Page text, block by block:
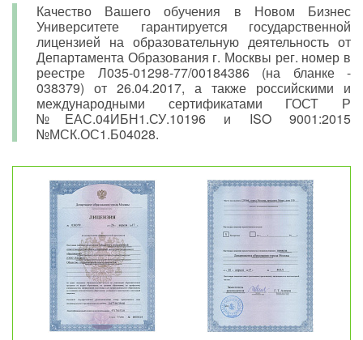
Качество Вашего обучения в Новом Бизнес
Университете гарантируется государственной
лицензией на образовательную деятельность от
Департамента Образования г. Москвы рег. номер в
реестре Л035-01298-77/00184386 (на бланке -
038379) от 26.04.2017, а также российскими и
международными сертификатами ГОСТ Р
№ЕАС.04ИБН1.СУ.10196 и ISO 9001:2015
№МСК.ОС1.Б04028.